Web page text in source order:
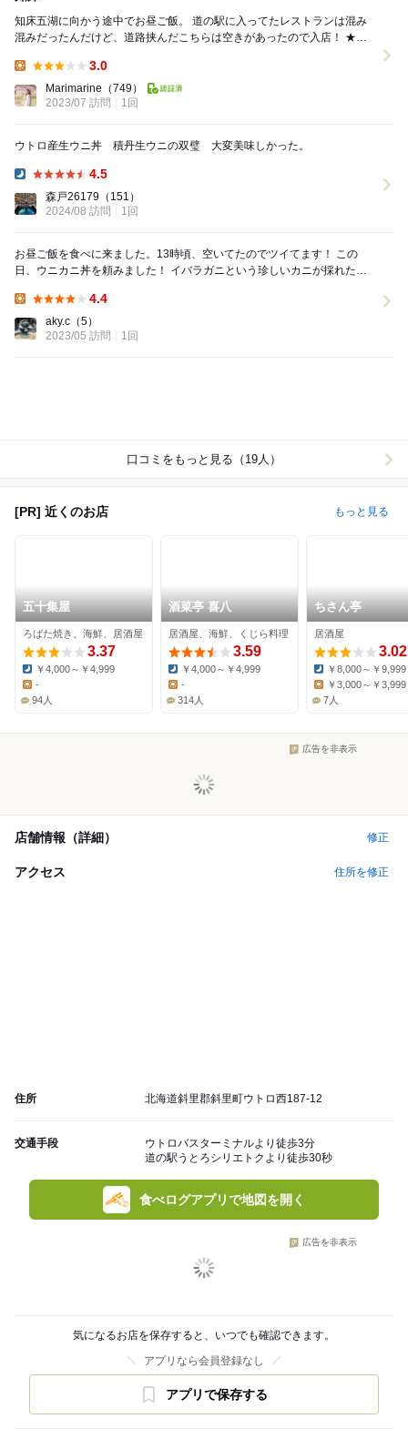
知床五湖に向かう途中でお昼ご飯。 道の駅に入ってたレストランは混み
混みだったんだけど、道路挟んだこちらは空きがあったので入店！ ★親
3.0
Marimarine （749）
2023/07 訪問
1回
ウトロ産生ウニ丼 積丹生ウニの双璧 大変美味しかった。
4.5
森戸26179 （151）
2024/08 訪問
1回
お昼ご飯を食べに来ました。13時頃、空いてたのでツイてます！ この
日、ウニカニ丼を頼みました！ イバラガニという珍しいカニが採れたそ
4.4
aky.c （5）
2023/05 訪問
1回
口コミをもっと見る（19人）
[PR] 近くのお店 もっと見る
五十集屋
ろばた焼き、海鮮、居酒屋
3.37
Dinner:
￥4,000～￥4,999
Lunch:
-
94人
酒菜亭 喜八
居酒屋、海鮮、くじら料理
3.59
Dinner:
￥4,000～￥4,999
-
314人
ちさん亭
居酒屋
3.02
Dinner:
￥8,000～￥9,999
Lunch:
￥3,000～￥3,999
7人
広告を非表示
店舗情報（詳細） 修正
アクセス 住所を修正
住所 北海道斜里郡斜里町ウトロ西187-12
交通手段
ウトロバスターミナルより徒歩3分
道の駅うとろシリエトクより徒歩30秒
食べログアプリで地図を開く
広告を非表示
気になるお店を保存すると、いつでも確認できます。
アプリなら会員登録なし
アプリで保存する